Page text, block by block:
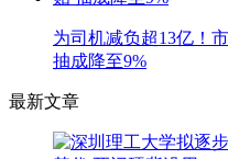
为司机减负超13亿！
抽成降至9%
最新文章